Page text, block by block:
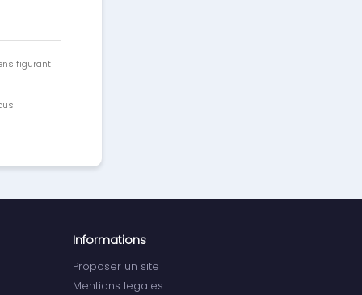
figurant
Informations
Proposer un site
Mentions legales